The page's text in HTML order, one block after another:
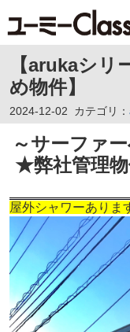
【arukaシリ
め物件】
2024-12-02 カテゴリ：
～サーファ
★弊社管理
屋外シャワーありま